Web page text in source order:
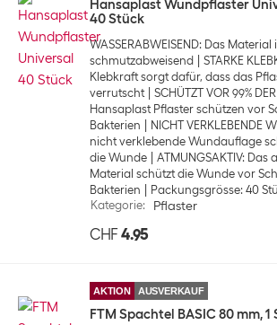
Hansaplast Wundpflaster
40 Stück
WASSERABWEISEND: Das
schmutzabweisend
STARKE
Klebkraft sorgt dafür, dass das
verrutscht
SCHÜTZT VOR 99%
Hansaplast Pflaster schützen vor
Bakterien
NICHT VERKLEBENDE
nicht verklebende Wundauflage
die Wunde
ATMUNGSAKTIV:
Material schützt die Wunde vor
Bakterien
Packungsgrösse: 40
Kategorie: Pflaster
CHF 4.95
AKTION AUSVERKAUF
FTM Spachtel BASIC 80 mm, 1